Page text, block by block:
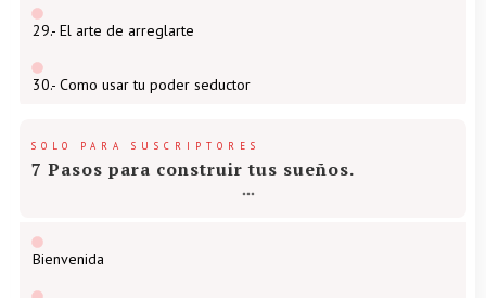
29.- El arte de arreglarte
30.- Como usar tu poder seductor
SOLO PARA SUSCRIPTORES
7 Pasos para construir tus sueños.
Bienvenida